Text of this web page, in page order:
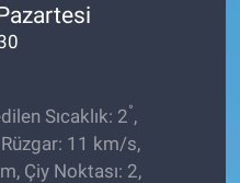
Sıcaklık: 2°,
11 km/s,
Çiy Noktası: 2,